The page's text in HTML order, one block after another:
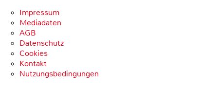
Impressum
Mediadaten
AGB
Datenschutz
Cookies
Kontakt
Nutzungsbedingungen